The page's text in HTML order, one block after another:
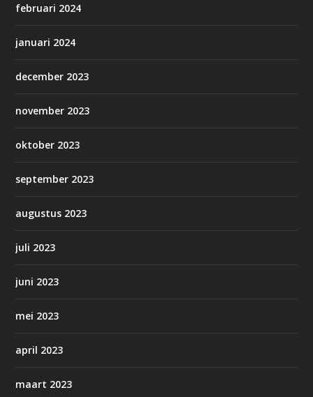
februari 2024
januari 2024
december 2023
november 2023
oktober 2023
september 2023
augustus 2023
juli 2023
juni 2023
mei 2023
april 2023
maart 2023